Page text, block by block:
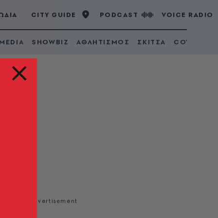
CITY GUIDE PODCAST VOICE RADIO
SHOWBIZ ΑΘΛΗΤΙΣΜΟΣ ΣΚΙΤΣΑ COVID 19